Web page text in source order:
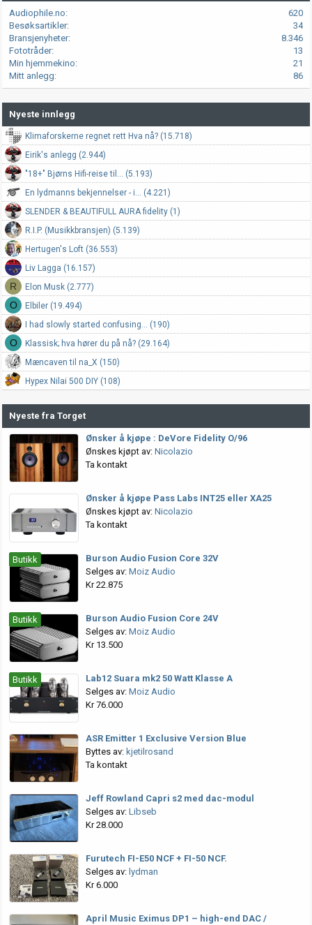
Audiophile.no
620
Besøksartikler
34
Bransjenyheter
8.346
Fototråder
13
Min hjemmekino
21
Mitt anlegg
86
Nyeste innlegg
Klimaforskerne regnet rett Hva nå? (15.718)
Eirik's anlegg (2.944)
"18+" Bjørns Hifi-reise til... (5.193)
En lydmanns bekjennelser - i... (4.221)
SLENDER & BEAUTIFULL AURA fidelity (1)
R.I.P. (Musikkbransjen) (5.139)
Hertugen's Loft (36.553)
Liv Lagga (16.157)
R Elon Musk (2.777)
O
Elbiler (19.494)
I had slowly started confusing... (190)
O
Klassisk; hva hører du på nå? (29.164)
Mæncaven til na_X (150)
Hypex Nilai 500 DIY (108)
Nyeste fra Torget
Ønsker å kjøpe : DeVore Fidelity O/96
Ønskes kjøpt av: Nicolazio
Ta kontakt
Ønsker å kjøpe Pass Labs INT25 eller XA25
Ønskes kjøpt av: Nicolazio
Ta kontakt
Butikk
Burson Audio Fusion Core 32V
Selges av: Moiz Audio
Kr 22.875
Butikk
Burson Audio Fusion Core 24V
Selges av: Moiz Audio
Kr 13.500
Butikk
Lab12 Suara mk2 50 Watt Klasse A
Selges av: Moiz Audio
Kr 76.000
ASR Emitter 1 Exclusive Version Blue
Byttes av: kjetilrosand
Ta kontakt
Jeff Rowland Capri s2 med dac-modul
Selges av: Libseb
Kr 28.000
Furutech FI-E50 NCF + FI-50 NCF.
Selges av: lydman
Kr 6.000
April Music Eximus DP1 – high-end DAC /